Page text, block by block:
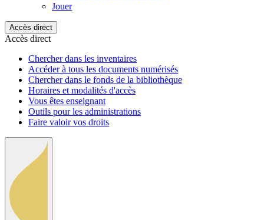
Jouer
Accès direct
Accès direct
Chercher dans les inventaires
Accéder à tous les documents numérisés
Chercher dans le fonds de la bibliothèque
Horaires et modalités d'accès
Vous êtes enseignant
Outils pour les administrations
Faire valoir vos droits